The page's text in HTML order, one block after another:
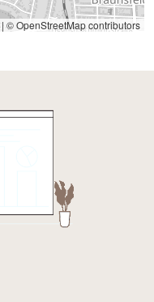
| © OpenStreetMap contributors